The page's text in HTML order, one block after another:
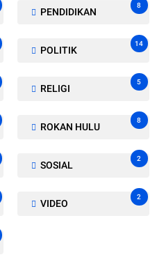
PENDIDIKAN
8
POLITIK
14
RELIGI
5
ROKAN HULU
8
SOSIAL
2
VIDEO
2